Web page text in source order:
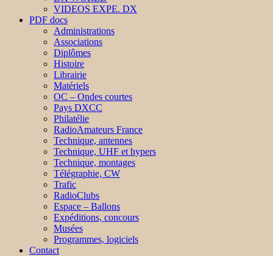
VIDEOS EXPE. DX
PDF docs
Administrations
Associations
Diplômes
Histoire
Librairie
Matériels
OC – Ondes courtes
Pays DXCC
Philatélie
RadioAmateurs France
Technique, antennes
Technique, UHF et hypers
Technique, montages
Télégraphie, CW
Trafic
RadioClubs
Espace – Ballons
Expéditions, concours
Musées
Programmes, logiciels
Contact